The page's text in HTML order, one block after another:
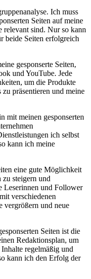
⁢Ich muss‌
Seiten​ auf meine
‍relevant sind. Nur so⁤ kann
beide Seiten erfolgreich
gesponserte ⁤Seiten,
und YouTube. Jede
um ​die ‍Produkte⁤
präsentieren und meine
mit ⁣meinen gesponserten
ich selbst
kann ‌ich meine
⁤eine⁤ gute Möglichkeit
steigern und
Leserinnen und Follower
verschiedenen
vergrößern⁢ und neue
Seiten ist die
Redaktionsplan, um
Inhalte ⁤regelmäßig und
kann ich ‍den​ Erfolg der